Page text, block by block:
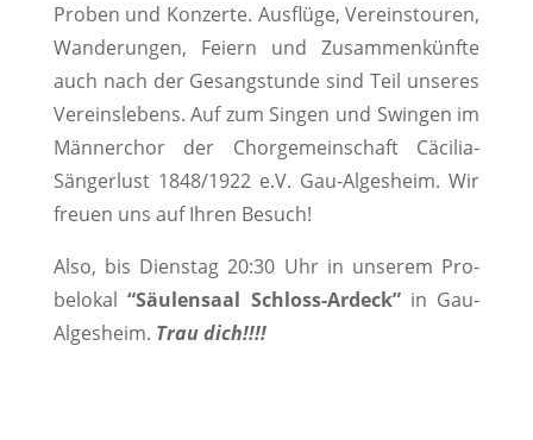
Proben und Konz­erte. Aus­flüge, Vere­in­s­touren,
Wan­derun­gen, Feiern und Zusam­menkün­fte
auch nach der Gesangstunde sind Teil unseres
Vere­inslebens. Auf zum Sin­gen und Swin­gen im
Män­ner­chor der Chorge­mein­schaft Cäcil­ia-
Sänger­lust 1848/1922 e.V. Gau-Algesheim. Wir
freuen uns auf Ihren Besuch!
Also, bis Dien­stag 20:30 Uhr in unserem Pro­
belokal“Säu­len­saal Schloss-Ardeck” in Gau-
Algesheim. Trau dich!!!!